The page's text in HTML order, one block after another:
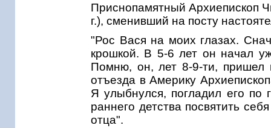
Приснопамятный Архиепископ
г.), сменивший на посту
"Рос Вася на моих глазах.
крошкой. В 5-6 лет он начал
Помню, он, лет 8-9-ти, пришел
отъезда в Америку
Я улыбнулся, погладил его по
раннего детства посвятить
отца".